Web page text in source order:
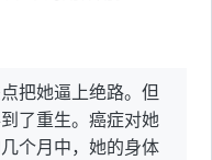
把她逼上绝路。但
了重生。癌症对她
个月中，她的身体